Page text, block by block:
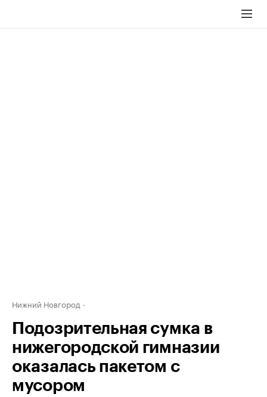
Нижний Новгород
Подозрительная сумка в
нижегородской гимназии
оказалась пакетом с
мусором